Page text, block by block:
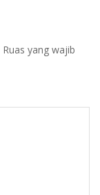
Ruas yang wajib